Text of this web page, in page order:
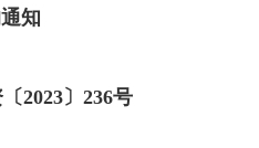
知
2023〕236号